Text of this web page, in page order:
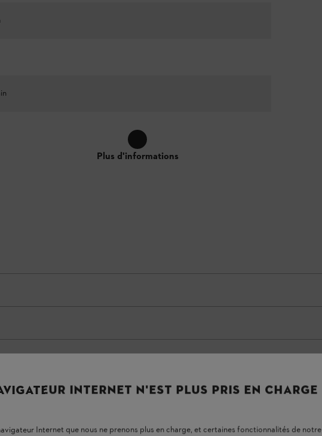
Plus d'informations
INTERNET N'EST PLUS PRIS EN CHARGE
Internet que nous ne prenons plus en charge, et certaines fonctionnalités de notre